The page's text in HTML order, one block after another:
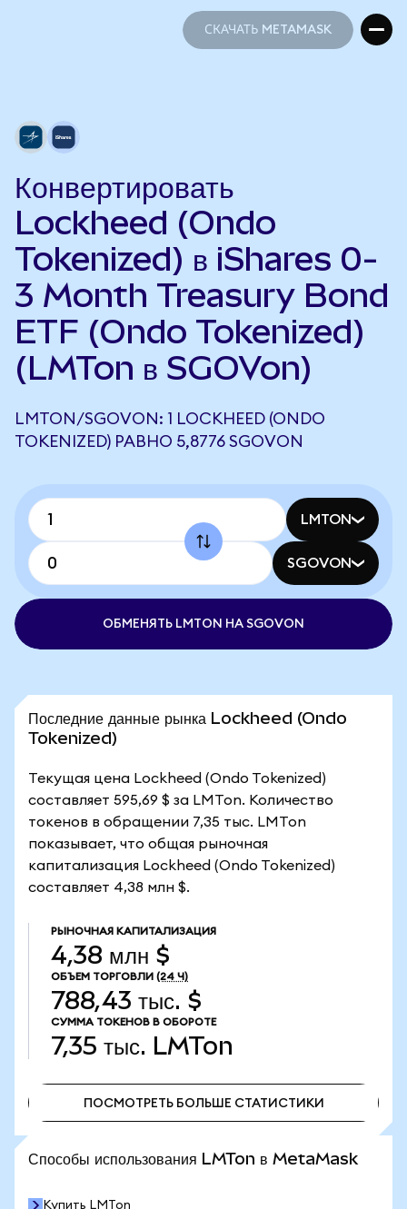
СКАЧАТЬ METAMASK
Конвертировать
Lockheed (Ondo
Tokenized) в iShares 0-
3 Month Treasury Bond
ETF (Ondo Tokenized)
(LMTon в SGOVon)
LMTON/SGOVON: 1 LOCKHEED (ONDO
TOKENIZED) РАВНО 5,8776 SGOVON
LMTON
SGOVON
ОБМЕНЯТЬ LMTON НА SGOVON
Последние данные рынка Lockheed (Ondo
Tokenized)
Текущая цена Lockheed (Ondo Tokenized)
составляет 595,69 $ за LMTon. Количество
токенов в обращении 7,35 тыс. LMTon
показывает, что общая рыночная
капитализация Lockheed (Ondo Tokenized)
составляет 4,38 млн $.
РЫНОЧНАЯ КАПИТАЛИЗАЦИЯ
4,38 млн $
ОБЪЕМ ТОРГОВЛИ (24 Ч)
788,43 тыс. $
СУММА ТОКЕНОВ В ОБОРОТЕ
7,35 тыс. LMTon
ПОСМОТРЕТЬ БОЛЬШЕ СТАТИСТИКИ
Способы использования LMTon в MetaMask
Купить LMTon